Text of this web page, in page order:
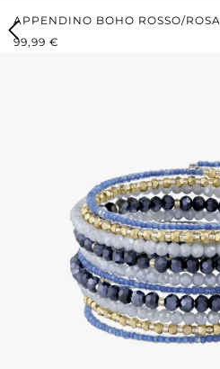
APPENDINO BOHO ROSSO/ROSA
PREZZO NORMALE:
99,99 €